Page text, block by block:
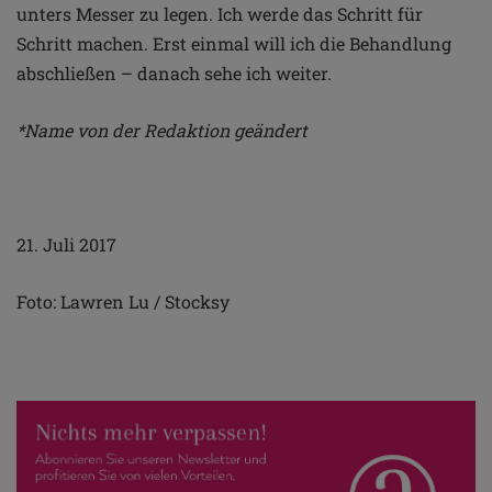
unters Messer zu legen. Ich werde das Schritt für
Schritt machen. Erst einmal will ich die Behandlung
abschließen – danach sehe ich weiter.
*Name von der Redaktion geändert
21. Juli 2017
Foto: Lawren Lu / Stocksy